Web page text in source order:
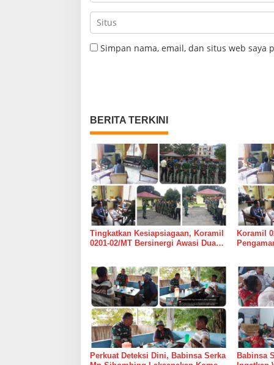
Simpan nama, email, dan situs web
BERITA TERKINI
Tingkatkan Kesiapsiagaan, Koramil
0201-02/MT Bersinergi Awasi Dua
Koramil
Perkuat Deteksi Dini, Babinsa Serka
Babinsa